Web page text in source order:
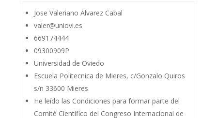
Jose Valeriano Alvarez Cabal
valer@uniovi.es
669174444
09300909P
Universidad de Oviedo
Escuela Politecnica de Mieres, c/Gonzalo Quiros
s/n 33600 Mieres
He leído las Condiciones para formar parte del
Comité Científico del Congreso Internacional de